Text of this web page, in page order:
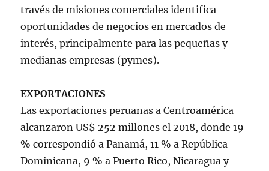
través de misiones comerciales identifica
oportunidades de negocios en mercados de
interés, principalmente para las pequeñas y
medianas empresas (pymes).
EXPORTACIONES
Las exportaciones peruanas a Centroamérica
alcanzaron US$ 252 millones el 2018, donde 19
% correspondió a Panamá, 11 % a República
Dominicana, 9 % a Puerto Rico, Nicaragua y